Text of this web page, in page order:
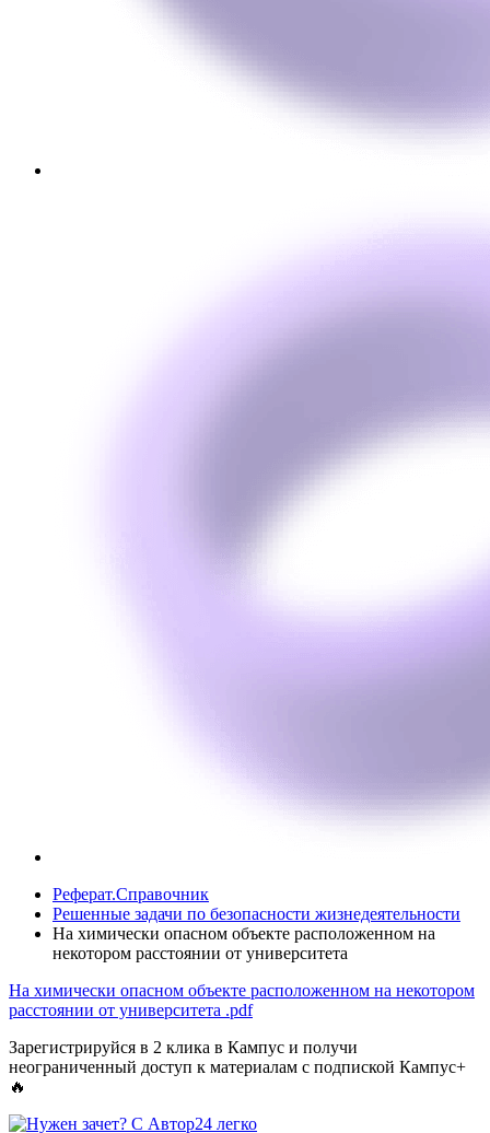
Реферат.Справочник
Решенные задачи по безопасности жизнедеятельности
На химически опасном объекте расположенном на
некотором расстоянии от университета
На химически опасном объекте расположенном на некотором
расстоянии от университета .pdf
Зарегистрируйся в 2 клика в Кампус и получи
неограниченный доступ к материалам с подпиской Кампус+
🔥